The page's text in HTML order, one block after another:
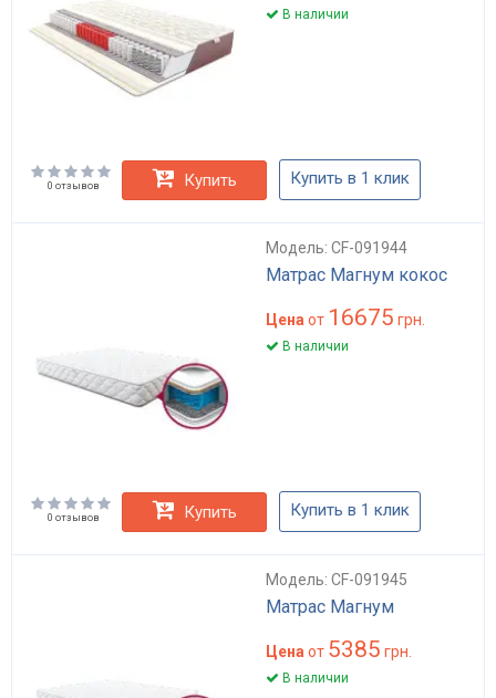
В наличии
0 отзывов Купить Купить в 1 клик
Модель: CF-091944
Матрас Магнум кокос
Цена от 16675 грн.
В наличии
0 отзывов Купить Купить в 1 клик
Модель: CF-091945
Матрас Магнум
Цена от 5385 грн.
В наличии